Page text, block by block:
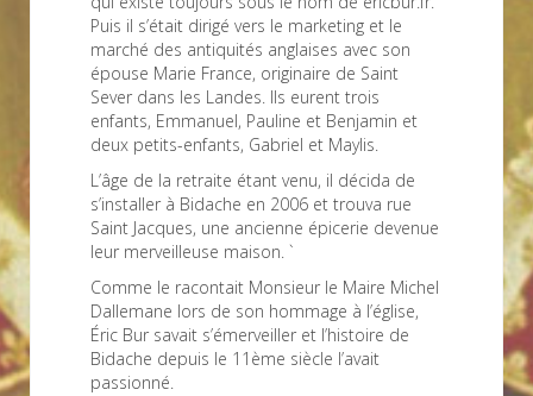
Puis il s’était dirigé vers le marketing et le
marché des antiquités anglaises avec son
épouse Marie France, originaire de Saint
Sever dans les Landes. Ils eurent trois
enfants, Emmanuel, Pauline et Benjamin et
deux petits-enfants, Gabriel et Maylis.
L’âge de la retraite étant venu, il décida de
s’installer à Bidache en 2006 et trouva rue
Saint Jacques, une ancienne épicerie devenue
leur merveilleuse maison. `
Comme le racontait Monsieur le Maire Michel
Dallemane lors de son hommage à l’église,
Éric Bur savait s’émerveiller et l’histoire de
Bidache depuis le 11ème siècle l’avait
passionné.